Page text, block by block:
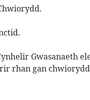
Gwasanaeth
rhan gan